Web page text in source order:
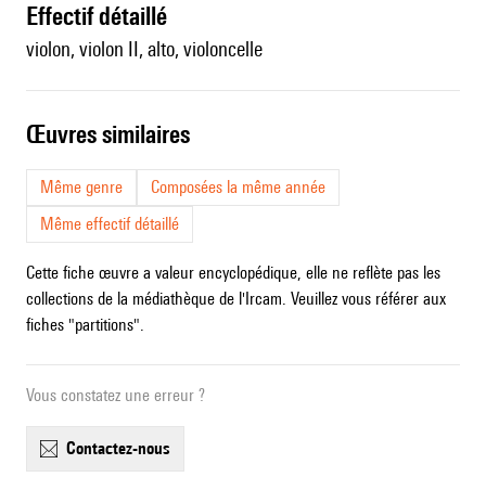
effectif détaillé
violon, violon II, alto, violoncelle
œuvres similaires
Même genre
Composées la même année
Même effectif détaillé
Cette fiche œuvre a valeur encyclopédique, elle ne reflète pas les
collections de la médiathèque de l'Ircam. Veuillez vous référer aux
fiches "partitions".
Vous constatez une erreur ?
contactez-nous